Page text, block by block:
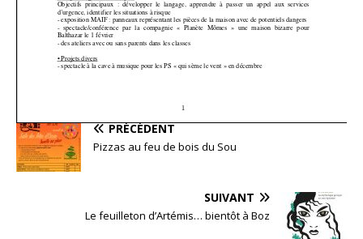
PRÉCÉDENT
Pizzas au feu de bois du Sou
SUIVANT
Le feuilleton d’Artémis… bientôt à Boz